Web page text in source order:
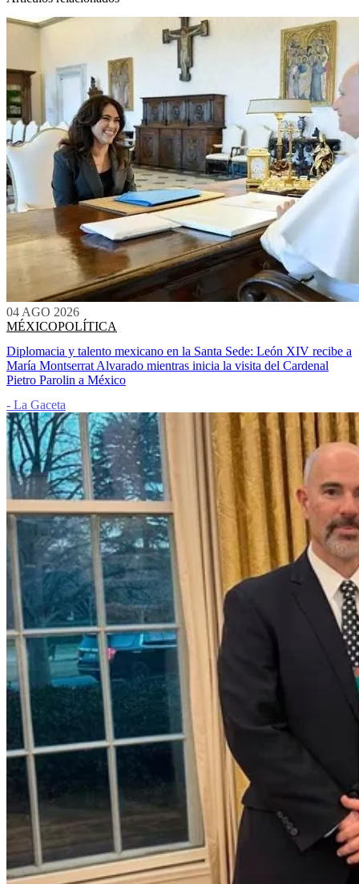
04 AGO 2026
MÉXICOPOLÍTICA
Diplomacia y talento mexicano en la Santa Sede: León XIV recibe a
María Montserrat Alvarado mientras inicia la visita del Cardenal
Pietro Parolin a México
- La Gaceta